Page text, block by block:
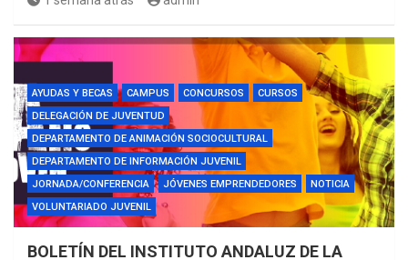
AYUDAS Y BECAS CAMPUS CONCURSOS
CURSOS
DELEGACIÓN DE JUVENTUD
DEPARTAMENTO DE ANIMACIÓN SOCIOCULTURAL
DEPARTAMENTO DE INFORMACIÓN JUVENIL
JORNADA/CONFERENCIA
JÓVENES EMPRENDEDORES
NOTICIA
VOLUNTARIADO JUVENIL
BOLETÍN DEL INSTITUTO ANDALUZ DE LA